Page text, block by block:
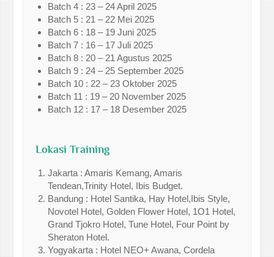
Batch 4 : 23 – 24 April 2025
Batch 5 : 21 – 22 Mei 2025
Batch 6 : 18 – 19 Juni 2025
Batch 7 : 16 – 17 Juli 2025
Batch 8 : 20 – 21 Agustus 2025
Batch 9 : 24 – 25 September 2025
Batch 10 : 22 – 23 Oktober 2025
Batch 11 : 19 – 20 November 2025
Batch 12 : 17 – 18 Desember 2025
Lokasi Training
Jakarta : Amaris Kemang, Amaris
Tendean,Trinity Hotel, Ibis Budget.
Bandung : Hotel Santika, Hay Hotel,Ibis Style,
Novotel Hotel, Golden Flower Hotel, 1O1 Hotel,
Grand Tjokro Hotel, Tune Hotel, Four Point by
Sheraton Hotel.
Yogyakarta : Hotel NEO+ Awana, Cordela